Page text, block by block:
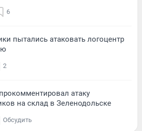
6
пытались атаковать логоцентр
2
атаку
на склад в Зеленодольске
Обсудить